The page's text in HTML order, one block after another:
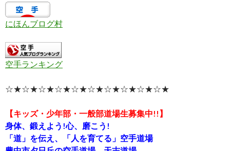
にほんブログ村
空手ランキング
☆★☆★☆★☆★☆★☆★☆★☆★☆★☆★
【キッズ・少年部・一般部道場生募集中!!】
身体、鍛えよう!心、磨こう!
「道」を伝え、「人を育てる」空手道場